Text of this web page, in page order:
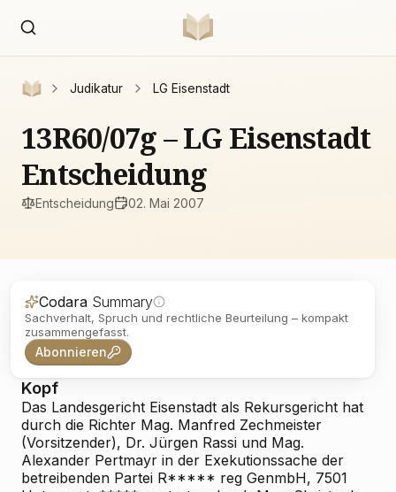
Judikatur LG Eisenstadt
13R60/07g – LG Eisenstadt
Entscheidung
Entscheidung 02. Mai 2007
Codara Summary
Sachverhalt, Spruch und rechtliche Beurteilung – kompakt
zusammengefasst.
Abonnieren
Kopf
Das Landesgericht Eisenstadt als Rekursgericht hat
durch die Richter Mag. Manfred Zechmeister
(Vorsitzender), Dr. Jürgen Rassi und Mag.
Alexander Pertmayr in der Exekutionssache der
betreibenden Partei R***** reg GenmbH, 7501